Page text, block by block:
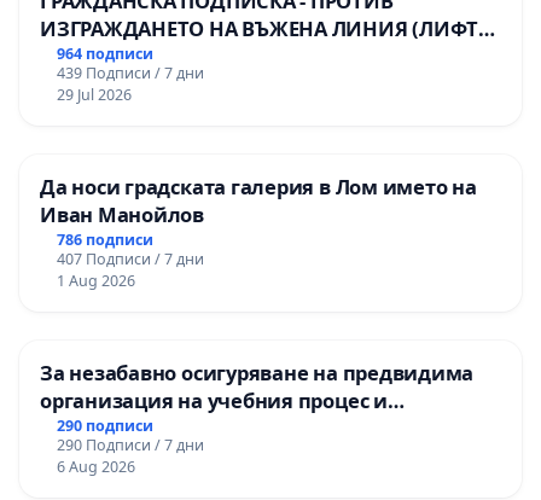
ИЗГРАЖДАНЕТО НА ВЪЖЕНА ЛИНИЯ (ЛИФТ)
НА ТЕРИТОРИЯТА НА ПРИРОДНА
ЗАБЕЛЕЖИТЕЛНОСТ „ХЪЛМ НА
ОСВОБОДИТЕЛИТЕ“ (БУНАРДЖИК)
964 подписи
439 Подписи / 7 дни
29 Jul 2026
Да носи градската галерия в Лом името на
Иван Манойлов
786 подписи
407 Подписи / 7 дни
1 Aug 2026
За незабавно осигуряване на предвидима
организация на учебния процес и
гарантиране на правото на равнопоставено
и качествено образование на учениците от
ОУ „Княз Александър I“ и Хуманитарна
290 подписи
290 Подписи / 7 дни
6 Aug 2026